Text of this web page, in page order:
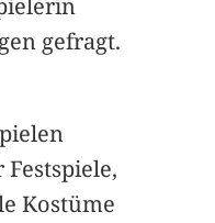
gefragt.
Kostüme